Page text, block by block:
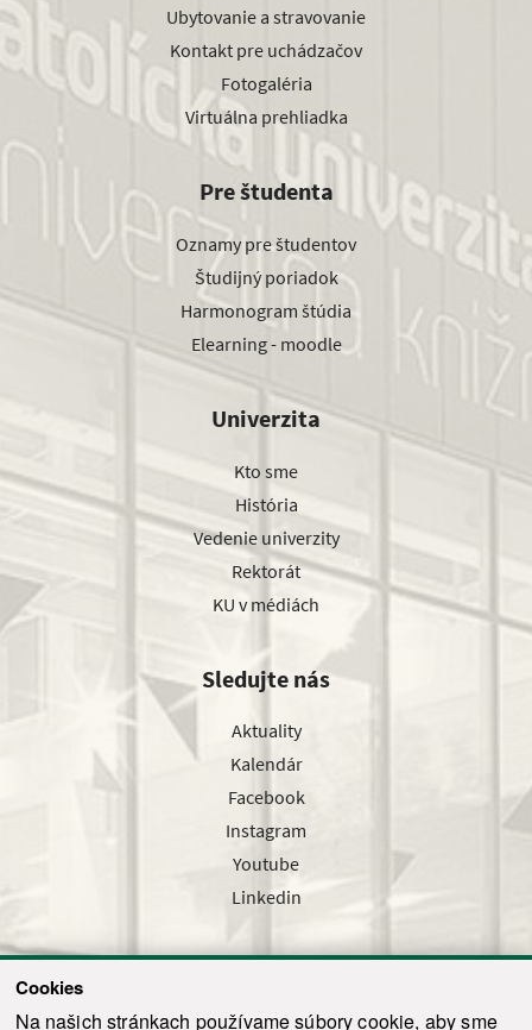
Cookies
Na našich stránkach používame súbory cookie, aby sme
Ubytovanie a stravovanie
Kontakt pre uchádzačov
Fotogaléria
Virtuálna prehliadka
Pre študenta
Oznamy pre študentov
Študijný poriadok
Harmonogram štúdia
Elearning - moodle
Univerzita
Kto sme
História
Vedenie univerzity
Rektorát
KU v médiách
Sledujte nás
Aktuality
Kalendár
Facebook
Instagram
Youtube
Linkedin